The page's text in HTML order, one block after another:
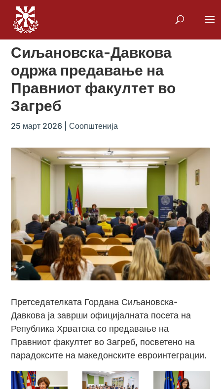
Сиљановска-Давкова
одржа предавање на
Правниот факултет во
Загреб
25 март 2026 |Соопштенија
Претседателката Гордана Сиљановска-
Давкова ја заврши официјалната посета на
Република Хрватска со предавање на
Правниот факултет во Загреб, посветено на
парадоксите на македонските евроинтеграции.